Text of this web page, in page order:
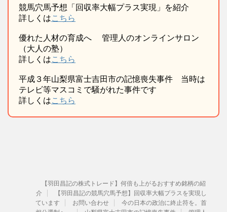
競馬穴馬予想「回収率大幅プラス実現」を紹介
詳しくはこちら
優れた人材の育成へ 管理人のオンラインサロン
（大人の塾）
詳しくはこちら
平成３年山梨県富士吉田市の記憶喪失事件 当時は
テレビ等マスコミで騒がれた事件です
詳しくはこちら
【羽田昌記の株式トレード】何倍も上がるおすすめ銘柄の紹
介
【羽田昌記の競馬穴馬予想】回収率大幅プラスを実現し
ています
お問い合わせ
今の日本の政治に終止符を。首